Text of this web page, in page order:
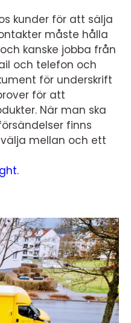
kunder för att sälja
måste hålla
kanske jobba från
och telefon och
för underskrift
för att
När man ska
finns
mellan och ett
.